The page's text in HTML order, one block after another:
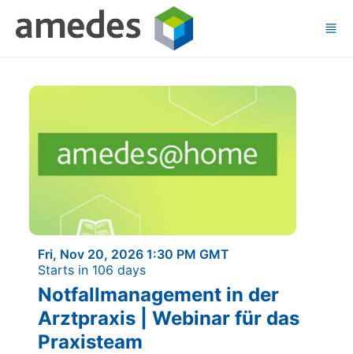
Skip to main content
Fri, Nov 20, 2026 1:30 PM GMT
Starts in 106 days
Notfallmanagement in der
Arztpraxis | Webinar für das
Praxisteam